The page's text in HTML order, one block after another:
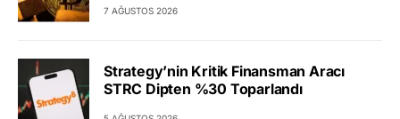
7 AĞUSTOS 2026
Strategy’nin Kritik Finansman Aracı
STRC Dipten %30 Toparlandı